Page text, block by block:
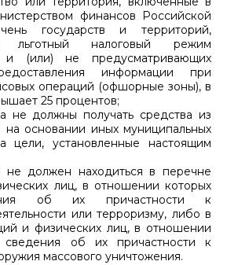
финансов Российской
государств и территорий,
льготный налоговый режим
и (или) не предусматривающих
информации при
операций (офшорные зоны), в
25 процентов;
не должны получать средства из
основании иных муниципальных
цели, установленные настоящим
не должен находиться в перечне
лиц, в отношении которых
об их причастности к
или терроризму, либо в
и физических лиц, в отношении
сведения об их причастности к
массового уничтожения.